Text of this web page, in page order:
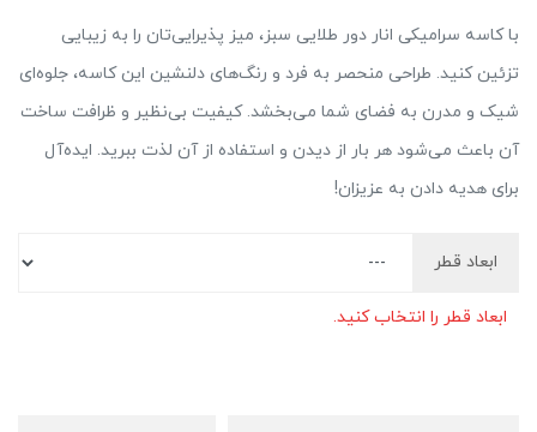
با کاسه سرامیکی انار دور طلایی سبز، میز پذیرایی‌تان را به زیبایی
تزئین کنید. طراحی منحصر به فرد و رنگ‌های دلنشین این کاسه، جلوه‌ای
شیک و مدرن به فضای شما می‌بخشد. کیفیت بی‌نظیر و ظرافت ساخت
آن باعث می‌شود هر بار از دیدن و استفاده از آن لذت ببرید. ایده‌آل
برای هدیه دادن به عزیزان!
ابعاد قطر
ابعاد قطر را انتخاب کنید.